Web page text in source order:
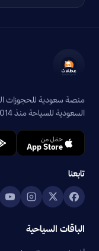
منصة سعودية للحجوزات
السعودية للسياحة منذ 2014.
حمّل من
App Store
تابعنا
الباقات السياحية